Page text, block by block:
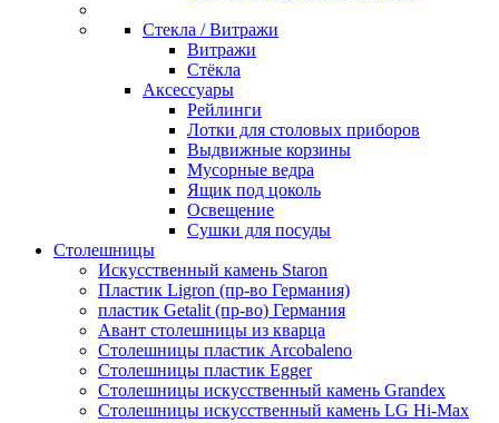
Стекла / Витражи
Витражи
Стёкла
Аксессуары
Рейлинги
Лотки для столовых приборов
Выдвижные корзины
Мусорные ведра
Ящик под цоколь
Освещение
Сушки для посуды
Столешницы
Искусственный камень Staron
Пластик Ligron (пр-во Германия)
пластик Getalit (пр-во) Германия
Авант столешницы из кварца
Столешницы пластик Arcobaleno
Столешницы пластик Egger
Столешницы искусственный камень Grandex
Столешницы искусственный камень LG Hi-Max